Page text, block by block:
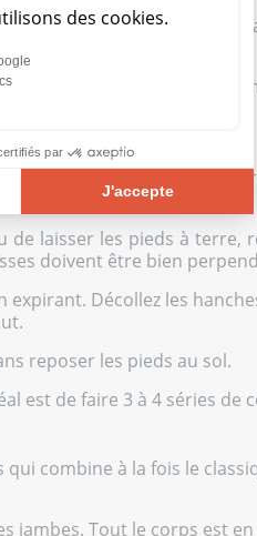
des cookies.
par
J'accepte
: Personnalisez vos
d'adapter et de gérer vos
buste, afin que le coude
statiques.
le même
les obliques et la
laisser les pieds à terre,
doivent être bien
expirant. Décollez les
reposer les pieds au sol.
est de faire 3 à 4 séries de
combine à la fois le
jambes. Tout le corps est